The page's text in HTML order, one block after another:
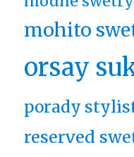
mohito
orsay
porady
reserved